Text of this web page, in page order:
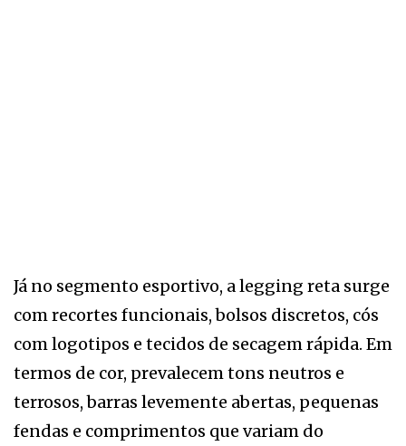
Já no segmento esportivo, a legging reta surge
com recortes funcionais, bolsos discretos, cós
com logotipos e tecidos de secagem rápida. Em
termos de cor, prevalecem tons neutros e
terrosos, barras levemente abertas, pequenas
fendas e comprimentos que variam do